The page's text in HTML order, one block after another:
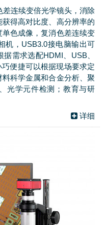
连续变倍光学镜头，消除
得高对比度、高分辨率的
色成像，复消色差连续变
机，USB3.0接电脑输出可
需求选配HDMI、USB、
便捷可以根据现场要求定
科学金属和合金分析、聚
光学元件检测；教育与研
详细